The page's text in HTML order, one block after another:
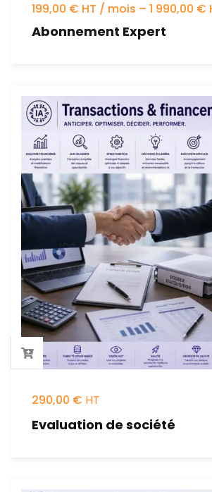
199,00 € HT / mois – 1 990,00 €
Abonnement Expert
290,00 €
Evaluation de société